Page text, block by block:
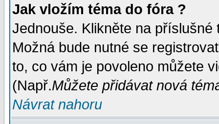
Jak vložím téma do fóra ?
Jednouše. Klikněte na
Možná bude nutné se
to, co vám je povoleno můžete
(Např.Můžete přidávat nová
Návrat nahoru